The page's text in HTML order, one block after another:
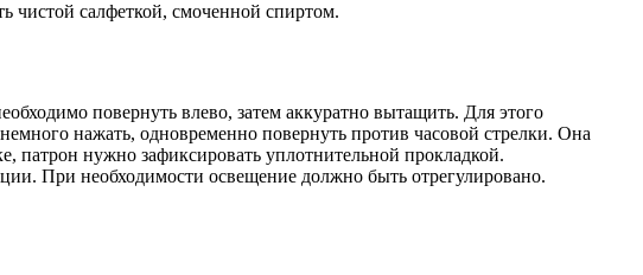
чистой салфеткой, смоченной спиртом.
повернуть влево, затем аккуратно вытащить. Для этого
нажать, одновременно повернуть против часовой стрелки. Она
патрон нужно зафиксировать уплотнительной прокладкой.
При необходимости освещение должно быть отрегулировано.